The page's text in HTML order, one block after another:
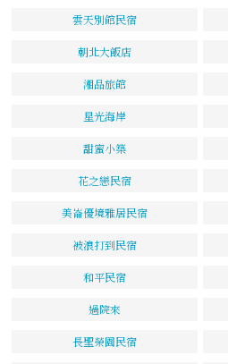
雲天別館民宿
朝北大飯店
湘品旅館
星光海岸
甜蜜小築
花之戀民宿
美崙優境雅居民宿
被浪打到民宿
和平民宿
過院來
長聖榮園民宿